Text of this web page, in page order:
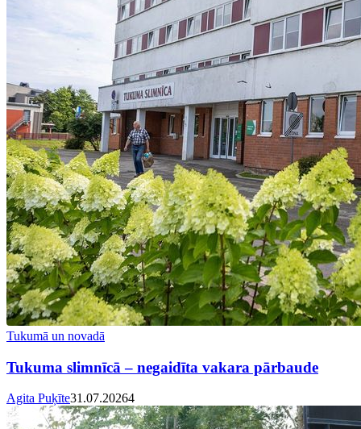
Tukumā un novadā
Tukuma slimnīcā – negaidīta vakara pārbaude
Agita Puķīte31.07.20264